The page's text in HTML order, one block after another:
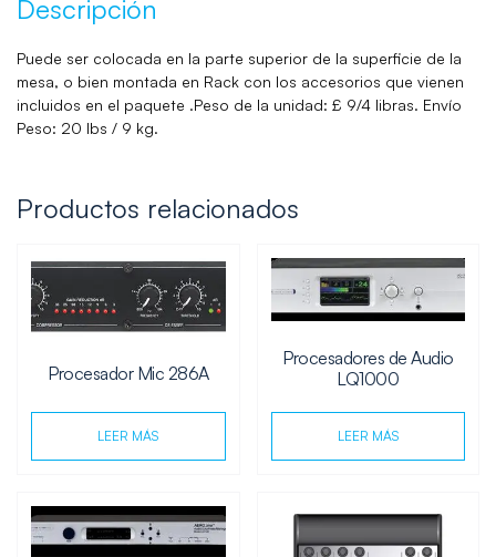
Descripción
Puede ser colocada en la parte superior de la superficie de la
mesa, o bien montada en Rack con los accesorios que vienen
incluidos en el paquete .Peso de la unidad: £ 9/4 libras. Envío
Peso: 20 lbs / 9 kg.
Productos relacionados
Procesador Mic 286A
LEER MÁS
Procesadores de Audio
LQ1000
LEER MÁS